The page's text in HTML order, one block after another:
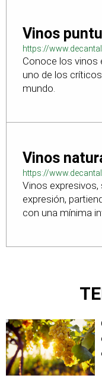
Vinos
https://
Conoce los vinos
uno de los
mundo.
Vinos
https://
Vinos
expresión,
con una mínima